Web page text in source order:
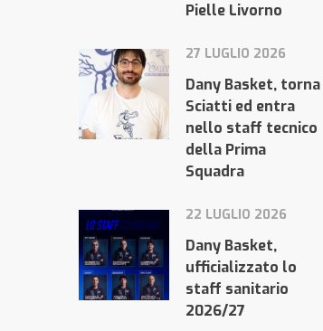
Pielle Livorno
27 LUGLIO 2026
Dany Basket, torna
Sciatti ed entra
nello staff tecnico
della Prima
Squadra
22 LUGLIO 2026
Dany Basket,
ufficializzato lo
staff sanitario
2026/27